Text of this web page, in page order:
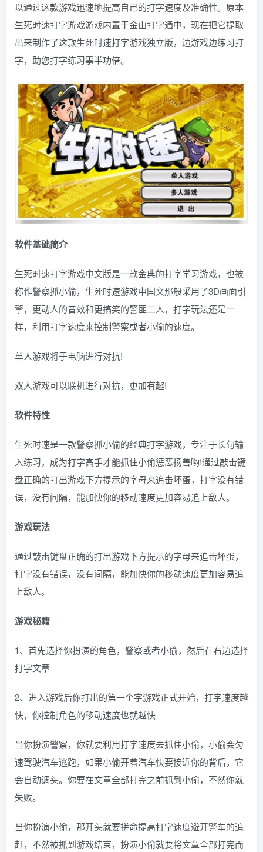
以通过这款游戏迅速地提高自己的打字速度及准确性。原本
生死时速打字游戏游戏内置于金山打字通中，现在把它提取
出来制作了这款生死时速打字游戏独立版，边游戏边练习打
字，助您打字练习事半功倍。
软件基础简介
生死时速打字游戏中文版是一款金典的打字学习游戏，也被
称作警察抓小偷，生死时速游戏中国文那般采用了3D画面引
擎，更动人的音效和更搞笑的警匪二人，打字玩法还是一
样，利用打字速度来控制警察或者小偷的速度。
单人游戏将于电脑进行对抗!
双人游戏可以联机进行对抗，更加有趣!
软件特性
生死时速是一款警察抓小偷的经典打字游戏，专注于长句输
入练习，成为打字高手才能抓住小偷惩恶扬善哟!通过敲击键
盘正确的打出游戏下方提示的字母来追击坏蛋，打字没有错
误，没有间隔，能加快你的移动速度更加容易追上敌人。
游戏玩法
通过敲击键盘正确的打出游戏下方提示的字母来追击坏蛋，
打字没有错误，没有间隔，能加快你的移动速度更加容易追
上敌人。
游戏秘籍
1、首先选择你扮演的角色，警察或者小偷，然后在右边选择
打字文章
2、进入游戏后你打出的第一个字游戏正式开始，打字速度越
快，你控制角色的移动速度也就越快
当你扮演警察，你就要利用打字速度去抓住小偷，小偷会匀
速驾驶汽车逃跑，如果小偷开着汽车快要接近你的背后，它
会自动调头。你要在文章全部打完之前抓到小偷，不然你就
失败。
当你扮演小偷，那开头就要拼命提高打字速度避开警车的追
赶，不然被抓到游戏结束，扮演小偷就要将文章全部打完而